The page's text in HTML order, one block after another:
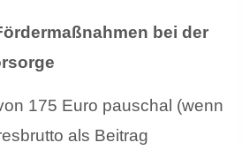
bei der
175 Euro pauschal (wenn
als Beitrag